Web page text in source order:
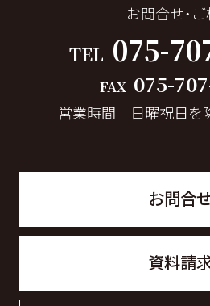
お問合せ・
TEL 075-
FAX 075-
営業時間 日曜祝日を
お問合
資料請